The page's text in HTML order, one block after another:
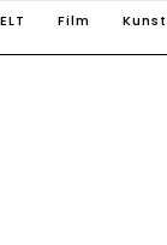
Film Kunst